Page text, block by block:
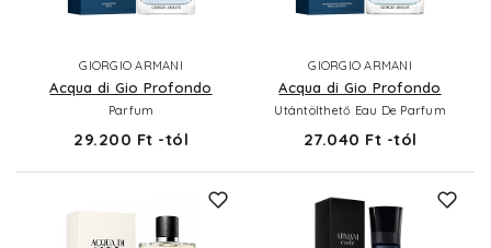
GIORGIO ARMANI
Acqua di Gio Profondo
Parfum
29.200 Ft -tól
GIORGIO ARMANI
Acqua di Gio Profondo
Utántölthető Eau De Parfum
27.040 Ft -tól